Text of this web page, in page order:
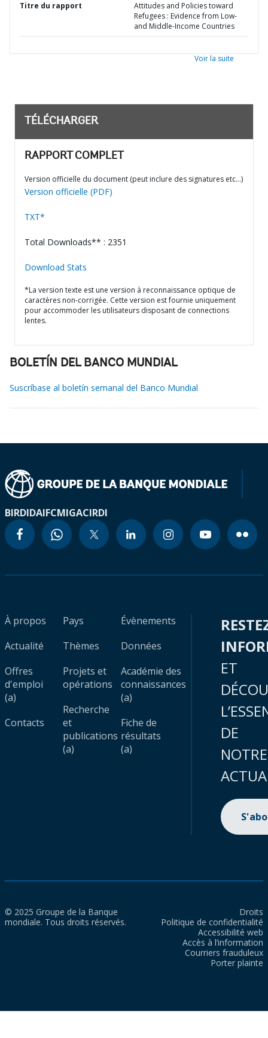
Titre du rapport
Attitudes and Policies toward
Refugees : Evidence from Low-
and Middle-Income Countries
Voir la suite
TÉLÉCHARGER
RAPPORT COMPLET
Version officielle du document (peut inclure des signatures etc…)
Version officielle (PDF)
TXT*
Total Downloads** : 2351
Download Stats
*La version texte est une version à reconnaissance optique de
caractères non-corrigée. Cette version est fournie uniquement
pour accommoder les utilisateurs disposant de connections
lentes.
BOLETÍN DEL BANCO MUNDIAL
Suscríbase al boletín semanal del Banco Mundial
BIRDIDAIFCMIGACIRDI
À propos
Actualité
Offres
d'emploi
(a)
Contacts
Pays
Thèmes
Projets et
opérations
Recherche
et
publications
(a)
Évènements
Données
Académie des
connaissances
(a)
Fiche de
résultats
(a)
ET
DE
NOTRE
© 2025 Groupe de la Banque
mondiale. Tous droits réservés.
Droits
Politique de confidentialité
Accessibilité web
Accès à l’information
Courriers frauduleux
Porter plainte